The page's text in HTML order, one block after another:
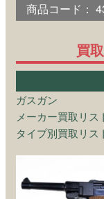
商品コード：
買
ガスガン
メーカー買取リス
タイプ別買取リス